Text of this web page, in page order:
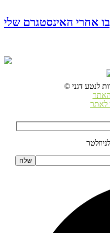
אחרי האינסטגרם שלי
לנטע דגני
האתר
לאתר